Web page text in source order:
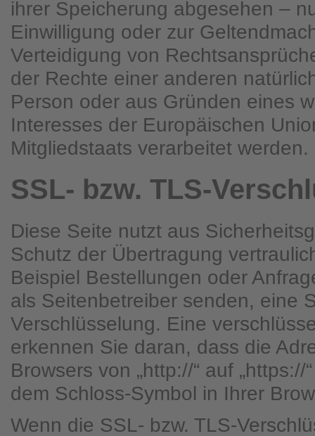
ihrer Speicherung abgesehen –
Einwilligung oder zur
Verteidigung von
der Rechte einer anderen
Person oder aus Gründen eines
Interesses der Europäischen
Mitgliedstaats verarbeitet werden.
SSL- bzw. TLS-
Diese Seite nutzt aus
Schutz der Übertragung
Beispiel Bestellungen oder
als Seitenbetreiber senden, eine
Verschlüsselung. Eine
erkennen Sie daran, dass die
Browsers von „http://“ auf
dem Schloss-Symbol in Ihrer
Wenn die SSL- bzw. TLS-